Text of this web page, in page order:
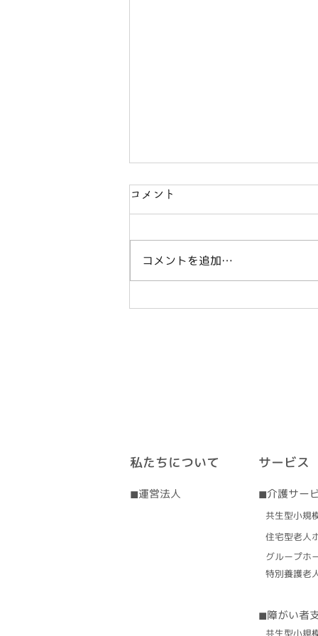
CEFRが教えてくれる「仲
コメント
コメントを追加…
私たちについて
◼︎運営法人
サービス
◼︎介護サー
共生型小規
住宅型老人
グループホ
特別養護老
◼︎障がい者
共生型小規